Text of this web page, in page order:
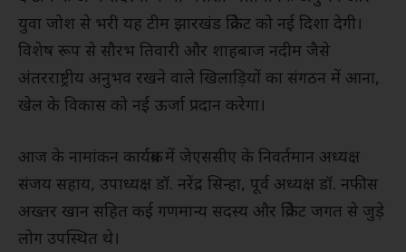
युवा जोश से भरी यह टीम झारखंड क्रिकेट को नई दिशा देगी।
विशेष रूप से सौरभ तिवारी और शाहबाज नदीम जैसे
अंतरराष्ट्रीय अनुभव रखने वाले खिलाड़ियों का संगठन में आना,
खेल के विकास को नई ऊर्जा प्रदान करेगा।
आज के नामांकन कार्यक्रम में जेएससीए के निवर्तमान अध्यक्ष
संजय सहाय, उपाध्यक्ष डॉ. नरेंद्र सिन्हा, पूर्व अध्यक्ष डॉ. नफीस
अख्तर खान सहित कई गणमान्य सदस्य और क्रिकेट जगत से जुड़े
लोग उपस्थित थे।